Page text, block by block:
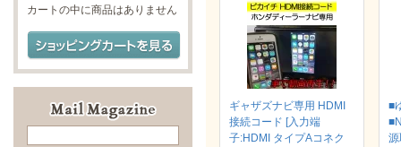
ギャザズナビ専用 HDMI
接続コード [入力端
子:HDMI タイプAコネク
■
カートの中に商品はありません